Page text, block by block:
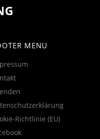
MENU
Richtlinie (EU)